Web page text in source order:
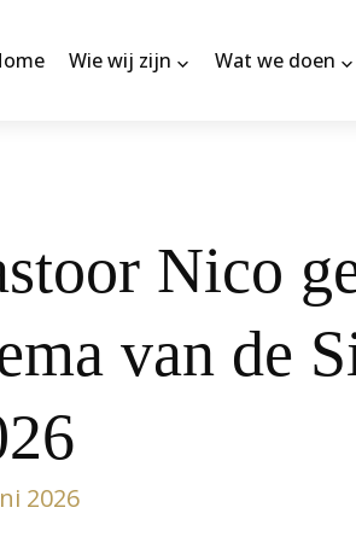
Wie wij zijn Wat we doen
Nico
van de
2026